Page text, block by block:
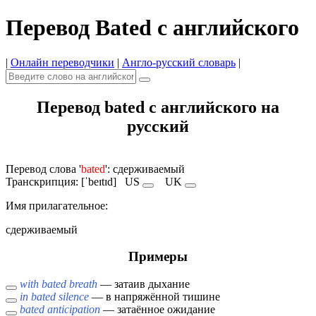
Перевод Bated с английского
| Онлайн переводчики | Англо-русский словарь |
Перевод bated с английского на
русский
Перевод слова 'bated': сдерживаемый
Транскрипция: [ˈbeɪtɪd] US
UK
Имя прилагательное:
сдерживаемый
Примеры
with bated breath — затаив дыхание
in bated silence — в напряжённой тишине
bated anticipation — затаённое ожидание